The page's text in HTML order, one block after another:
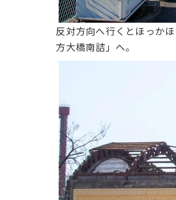
反対方向へ行くとほっか
方大橋南詰」へ。